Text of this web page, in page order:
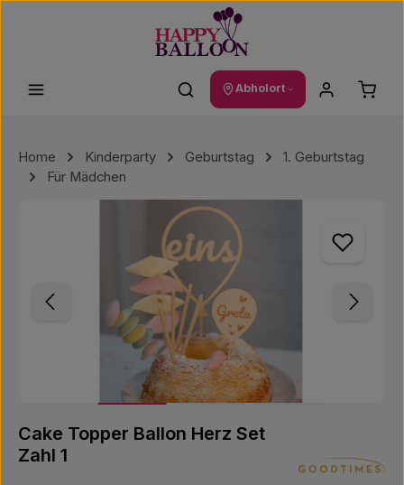
Abholort
Home Kinderparty Geburtstag
1. Geburtstag
Für Mädchen
Cake Topper Ballon Herz Set
Zahl 1